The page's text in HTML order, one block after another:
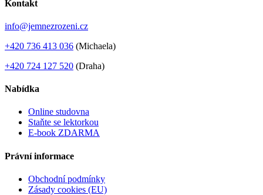
Kontakt
info@jemnezrozeni.cz
+420 736 413 036 (Michaela)
+420 724 127 520 (Draha)
Nabídka
Online studovna
Staňte se lektorkou
E-book ZDARMA
Právní informace
Obchodní podmínky
Zásady cookies (EU)